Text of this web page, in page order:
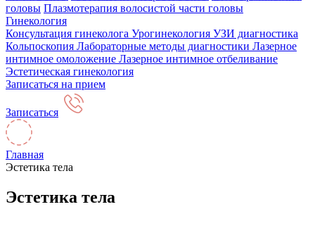
головы Плазмотерапия волосистой части головы
Гинекология
Консультация гинеколога Урогинекология УЗИ диагностика
Кольпоскопия Лабораторные методы диагностики Лазерное
интимное омоложение Лазерное интимное отбеливание
Эстетическая гинекология
Записаться на прием
Записаться
Главная
Эстетика тела
Эстетика тела